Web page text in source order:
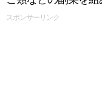
スポンサーリンク